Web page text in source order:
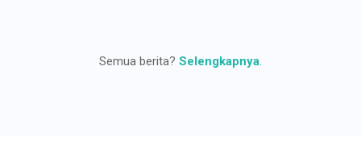
Semua berita? Selengkapnya